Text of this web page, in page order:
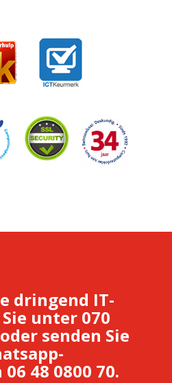
dringend IT-
unter 070
senden Sie
48 0800 70.